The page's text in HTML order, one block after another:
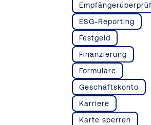
ESG-Reporting
Festgeld
Finanzierung
Formulare
Geschäftskonto
Karriere
Karte sperren